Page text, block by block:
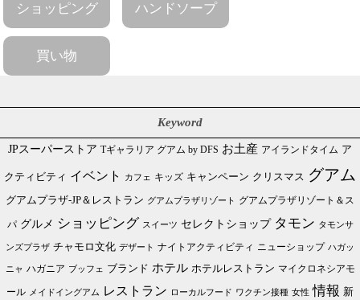
ショッピング ハンドソープ
買い物
Keyword
JPスーパーストア Tギャラリア グアム by DFS お土産 アイランドタイム ア
クティビティ イベント カフェ キッズ キャンペーン クリスマス グアム
グアムプラザ-JP＆レストラン グアムプラザリゾート グアムプラザリゾート＆ス
パ グルメ ショッピング スイーツ セレクトショップ タモン タモンサ
ンズプラザ チャモロ文化 デザート ナイトアクティビティ ニューショップ ハガッ
ニャ ハガニア ブッフェ ブランド ホテル ホテルレストラン マイクロネシアモ
ール メイドイングアム レストラン ローカルフード ワクチン接種 女性 情報 新